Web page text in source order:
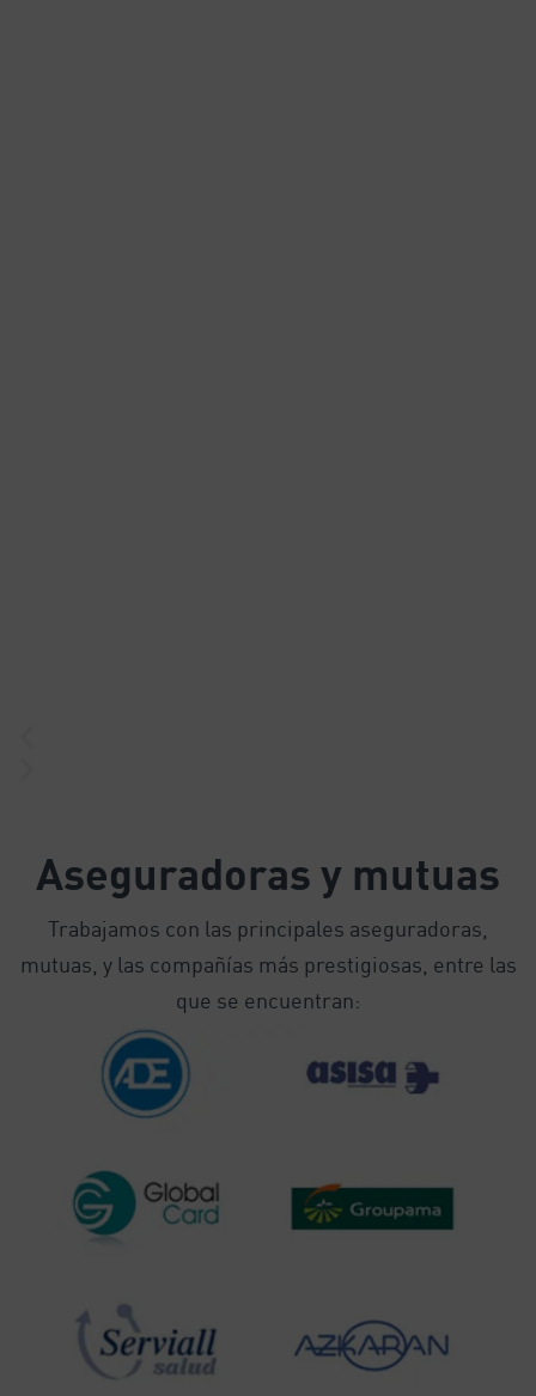
Aseguradoras y mutuas
Trabajamos con las principales aseguradoras,
mutuas, y las compañías más prestigiosas, entre las
que se encuentran: